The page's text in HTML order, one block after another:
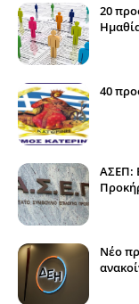
20
40
ΑΣΕΠ:
Νέο